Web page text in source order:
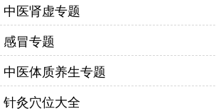
中医肾虚专题
感冒专题
中医体质养生专题
针灸穴位大全